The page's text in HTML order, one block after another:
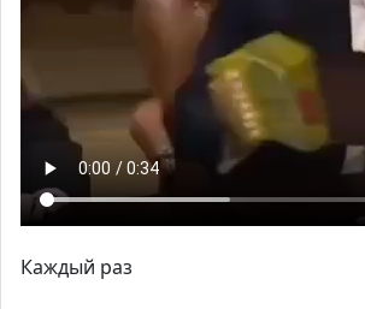
Каждый раз